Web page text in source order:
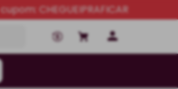
cupom: CHEGUEIPRAFICAR